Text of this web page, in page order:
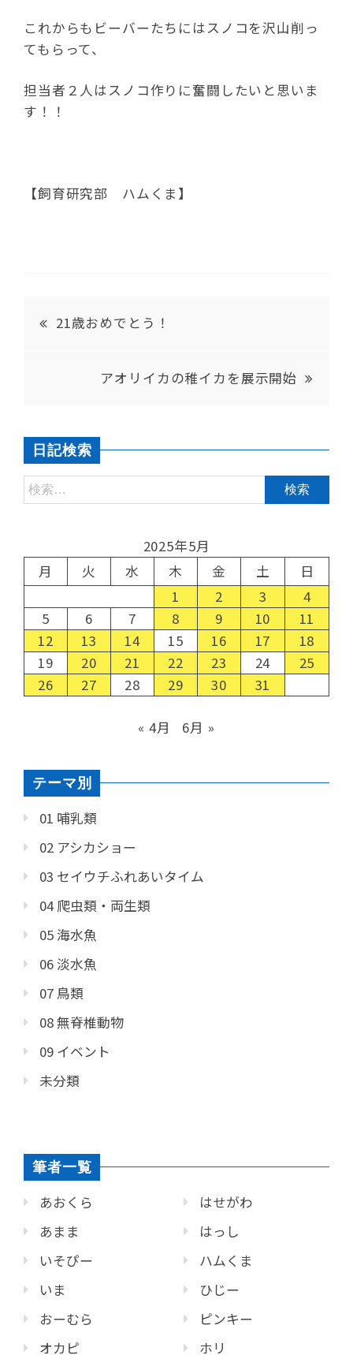
これからもビーバーたちにはスノコを沢山削っ
てもらって、
担当者２人はスノコ作りに奮闘したいと思いま
す！！
【飼育研究部 ハムくま】
21歳おめでとう！
アオリイカの稚イカを展示開始
日記検索
2025年5月
月
火 水 木 金 土
日
1
2 3
4
5
6 7 8 9 10
11
12
13 14 15 16 17
18
19
20 21 22 23 24
25
26
27 28 29 30 31
« 4月 6月 »
テーマ別
01 哺乳類
02 アシカショー
03 セイウチふれあいタイム
04 爬虫類・両生類
05 海水魚
06 淡水魚
07 鳥類
08 無脊椎動物
09 イベント
未分類
筆者一覧
あおくら
あまま
いそぴー
いま
おーむら
オカピ
はせがわ
はっし
ハムくま
ひじー
ピンキー
ホリ